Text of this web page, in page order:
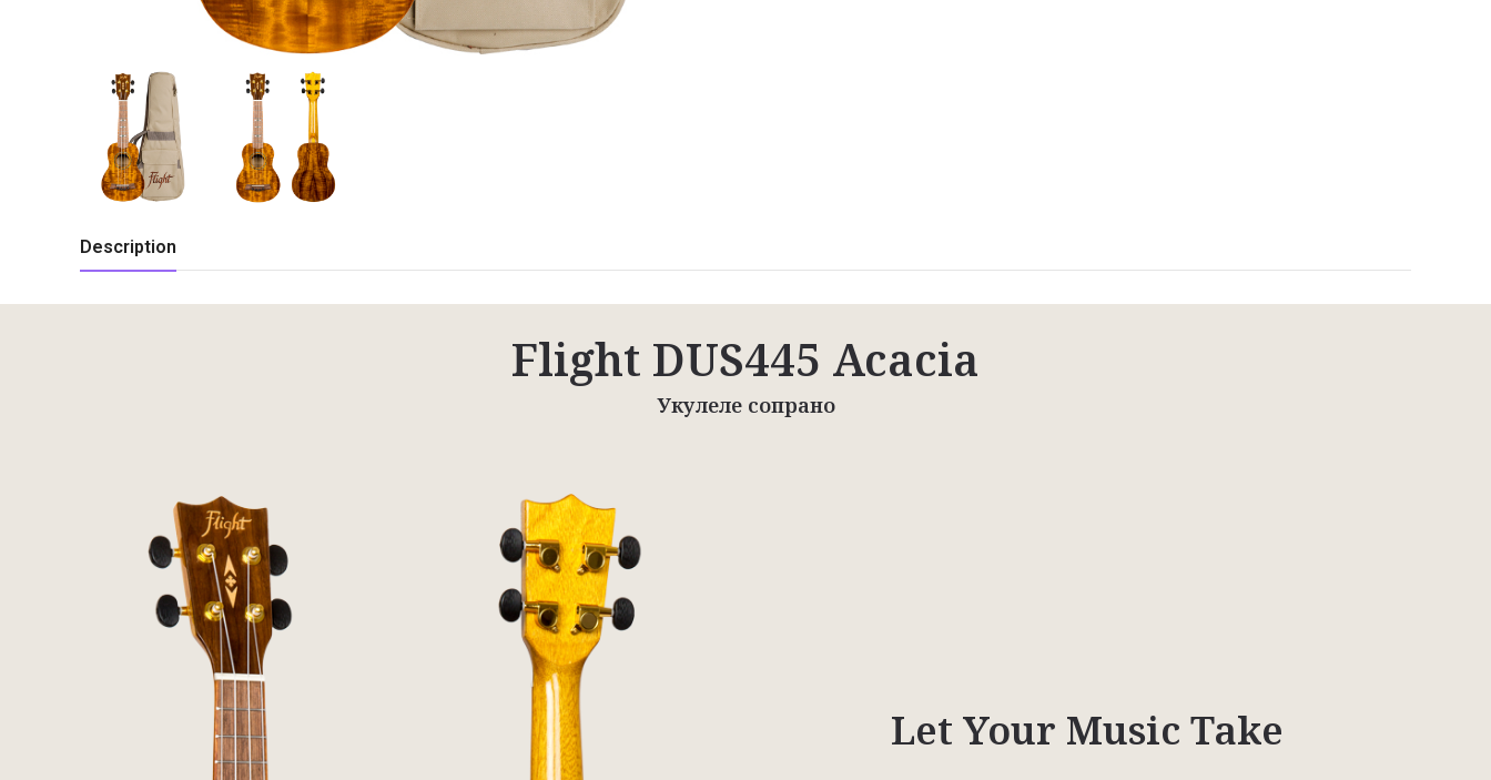
Description
Flight DUS445 Acacia
Укулеле сопрано
Let Your Music Take